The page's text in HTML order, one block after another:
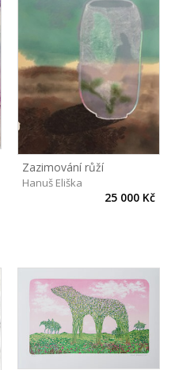
Zazimování růží
Hanuš Eliška
25 000 Kč